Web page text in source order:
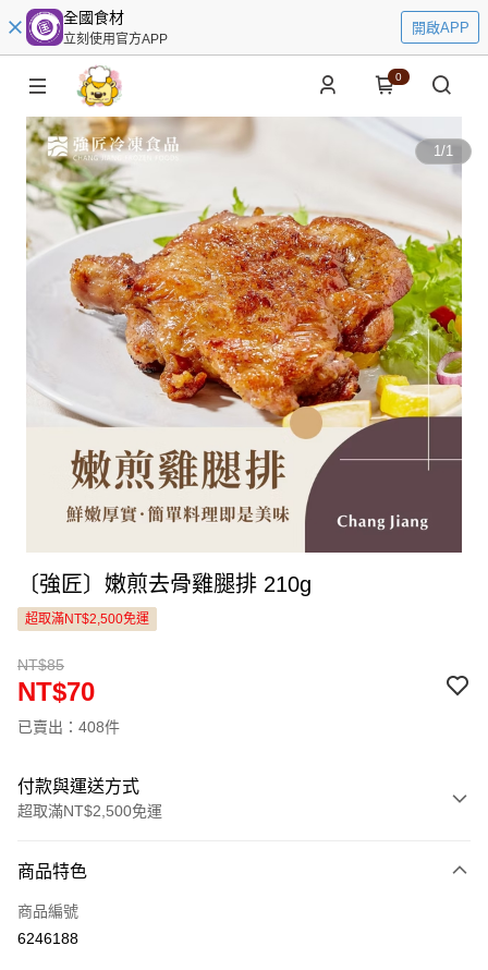
全國食材
立刻使用官方APP
開啟APP
0
1/1
〔強匠〕嫩煎去骨雞腿排 210g
超取滿NT$2,500免運
NT$85
NT$70
已賣出：408件
付款與運送方式
超取滿NT$2,500免運
信用卡一次付款
LINE Pay
商品特色
商品編號
6246188